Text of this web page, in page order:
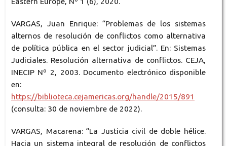
VARGAS, Juan Enrique: “Problemas de los sistemas
alternos de resolución de conflictos como alternativa
de política pública en el sector judicial”. En: Sistemas
Judiciales. Resolución alternativa de conflictos. CEJA,
INECIP Nº 2, 2003. Documento electrónico disponible
en:
https://biblioteca.cejamericas.org/handle/2015/891
(consulta: 30 de noviembre de 2022).
VARGAS, Macarena: “La Justicia civil de doble hélice.
Hacia un sistema integral de resolución de conflictos